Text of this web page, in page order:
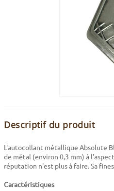
Descriptif du produit
L'autocollant métallique Absolute
de métal (environ 0,3 mm) à
réputation n'est plus à faire. Sa
Caractéristiques